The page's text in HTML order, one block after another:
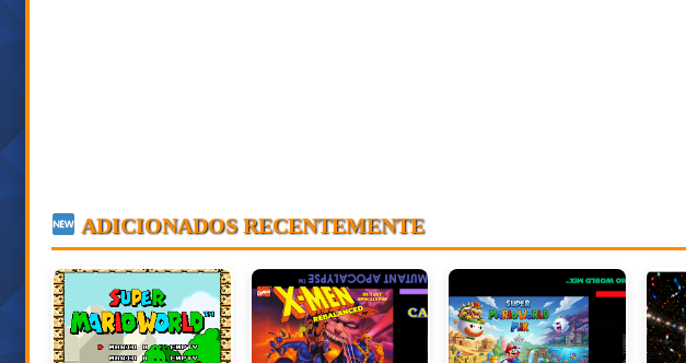
ADICIONADOS RECENTEMENTE